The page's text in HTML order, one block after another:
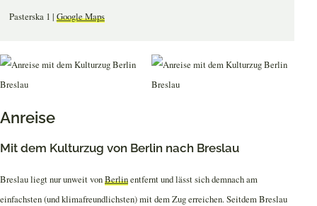
Pasterska 1 | Google Maps
Anreise
Mit dem Kulturzug von Berlin nach Breslau
Breslau liegt nur unweit vonBerlinentfernt und lässt sich demnach am
einfachsten (und klimafreundlichsten) mit dem Zug erreichen. Seitdem Breslau